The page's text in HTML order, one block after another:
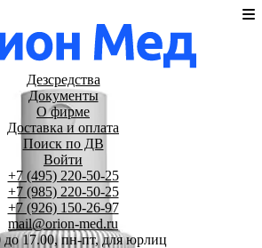
Дезсредства
Документы
О фирме
Доставка и оплата
Поиск по ДВ
Войти
+7 (495) 220-50-25
+7 (985) 220-50-25
+7 (926) 150-26-97
mail@orion-med.ru
до 17.00, пн-пт, для юрлиц